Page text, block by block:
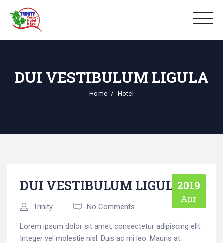
DUI VESTIBULUM LIGULA
Home Hotel
2019
Apr
DUI VESTIBULUM LIGULA
Trinity No Comments
Lorem ipsum dolor sit amet, consectetur adipiscing elit.
Integer vel molestie nisl. Duis ac mi leo. Mauris at